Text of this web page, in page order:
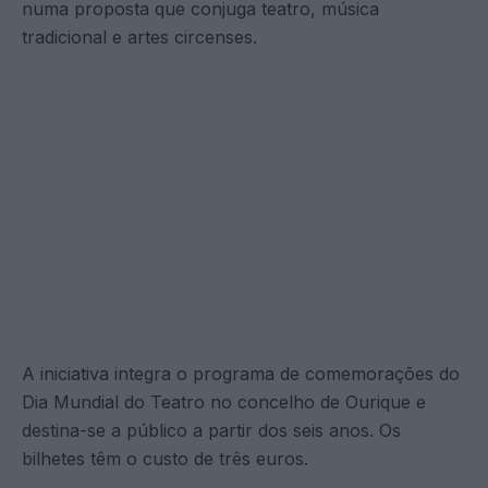
numa proposta que conjuga teatro, música
tradicional e artes circenses.
A iniciativa integra o programa de comemorações do
Dia Mundial do Teatro no concelho de Ourique e
destina-se a público a partir dos seis anos. Os
bilhetes têm o custo de três euros.